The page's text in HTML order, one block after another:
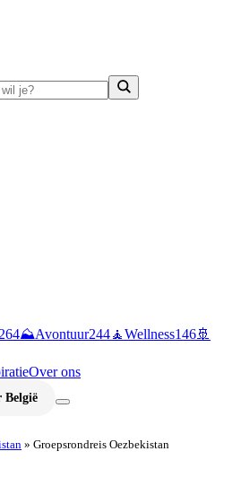
⛰️Avontuur244🧘Wellness146🚢
Over ons
België
» Groepsrondreis Oezbekistan